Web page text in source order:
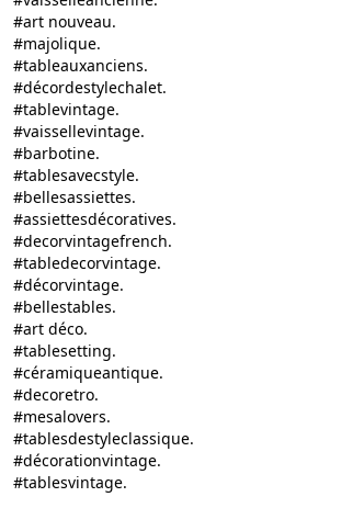
#art nouveau.
#majolique.
#tableauxanciens.
#décordestylechalet.
#tablevintage.
#vaissellevintage.
#barbotine.
#tablesavecstyle.
#bellesassiettes.
#assiettesdécoratives.
#decorvintagefrench.
#tabledecorvintage.
#décorvintage.
#bellestables.
#art déco.
#tablesetting.
#céramiqueantique.
#decoretro.
#mesalovers.
#tablesdestyleclassique.
#décorationvintage.
#tablesvintage.